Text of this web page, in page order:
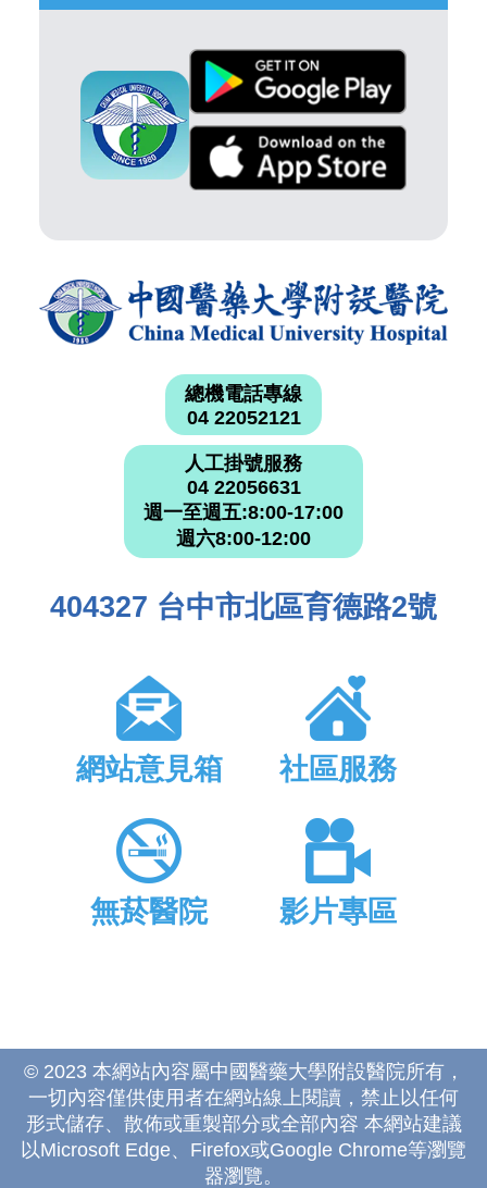
總機電話專線
04 22052121
人工掛號服務
04 22056631
週一至週五:8:00-17:00
週六8:00-12:00
404327 台中市北區育德路2號
網站意見箱 社區服務
無菸醫院 影片專區
© 2023 本網站內容屬中國醫藥大學附設醫院所有，
一切內容僅供使用者在網站線上閱讀，禁止以任何
形式儲存、散佈或重製部分或全部內容 本網站建議
以Microsoft Edge、Firefox或Google Chrome等瀏覽
器瀏覽。